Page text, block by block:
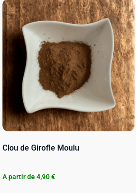
Clou de Girofle Moulu
A partir de4,90€